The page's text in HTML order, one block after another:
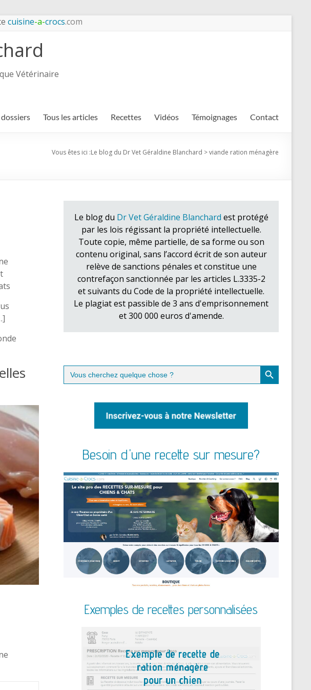
cuisine-a-crocs.com
Vétérinaire
dossiers Tous les articles Recettes Vidéos Témoignages Contact
Vous êtes ici :Le blog du Dr Vet Géraldine Blanchard >viande ration ménagère
Le blog du Dr Vet Géraldine Blanchard est protégé
par les lois régissant la propriété intellectuelle.
Toute copie, même partielle, de sa forme ou son
contenu original, sans l’accord écrit de son auteur
relève de sanctions pénales et constitue une
contrefaçon sanctionnée par les articles L.3335-2
et suivants du Code de la propriété intellectuelle.
Le plagiat est passible de 3 ans d'emprisonnement
et 300 000 euros d'amende.
Search
for:
Search Button
Besoin d'une recette sur mesure?
Exemples de recettes personnalisées